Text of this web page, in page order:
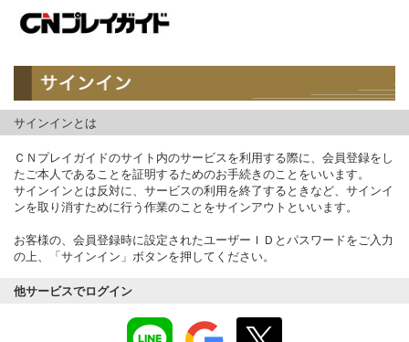
サインインとは
ＣＮプレイガイドのサイト内のサービスを利用する際に、会員登録をし
たご本人であることを証明するためのお手続きのことをいいます。
サインインとは反対に、サービスの利用を終了するときなど、サインイ
ンを取り消すために行う作業のことをサインアウトといいます。
お客様の、会員登録時に設定されたユーザーＩＤとパスワードをご入力
の上、「サインイン」ボタンを押してください。
他サービスでログイン